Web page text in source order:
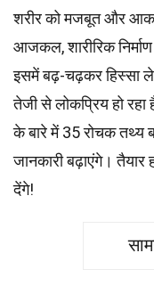
शरीर को मजबूत और
आजकल, शारीरिक निर्माण
इसमें बढ़-चढ़कर हिस्सा
तेजी से लोकप्रिय हो रहा
के बारे में 35 रोचक तथ्य
जानकारी बढ़ाएंगे।
देंगे!